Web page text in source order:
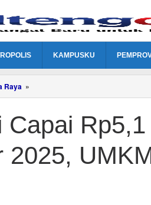
KAMPUSKU
Raya »
Capai
M
di
Palangka
Raya
Fair
Capai
2025,